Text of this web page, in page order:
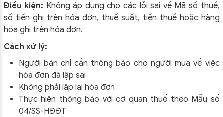
Điều kiện: Không áp dụng cho các lỗi sai về Mã số thuế,
số tiền ghi trên hóa đơn, thuế suất, tiền thuế hoặc hàng
hóa ghi trên hóa đơn.
Cách xử lý:
Người bán chỉ cần thông báo cho người mua về việc
hóa đơn đã lập sai
Không phải lập lại hóa đơn
Thực hiện thông báo với cơ quan thuế theo Mẫu số
04/SS-HĐĐT